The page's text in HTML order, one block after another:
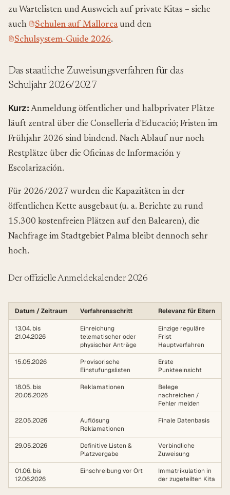
zu Wartelisten und Ausweich auf private Kitas – siehe
auch
Schulen auf Mallorcaund den
Schulsystem-Guide 2026.
Das staatliche Zuweisungsverfahren für das
Schuljahr 2026/2027
Kurz: Anmeldung öffentlicher und halbprivater Plätze
läuft zentral über die Conselleria d'Educació; Fristen im
Frühjahr 2026 sind bindend. Nach Ablauf nur noch
Restplätze über die Oficinas de Información y
Escolarización.
Für 2026/2027 wurden die Kapazitäten in der
öffentlichen Kette ausgebaut (u. a. Berichte zu rund
15.300 kostenfreien Plätzen auf den Balearen), die
Nachfrage im Stadtgebiet Palma bleibt dennoch sehr
hoch.
Der offizielle Anmeldekalender 2026
Datum / Zeitraum Verfahrensschritt Relevanz für Eltern
13.04. bis
21.04.2026
Einreichung
telematischer oder
physischer Anträge
Einzige reguläre
Frist
Hauptverfahren
15.05.2026
Provisorische
Einstufungslisten
Erste
Punkteeinsicht
18.05. bis
20.05.2026
Reklamationen
Belege
nachreichen /
Fehler melden
22.05.2026
Auflösung
Reklamationen
Finale Datenbasis
29.05.2026
Definitive Listen &
Platzvergabe
Verbindliche
Zuweisung
01.06. bis
12.06.2026
Einschreibung vor Ort
Immatrikulation in
der zugeteilten Kita